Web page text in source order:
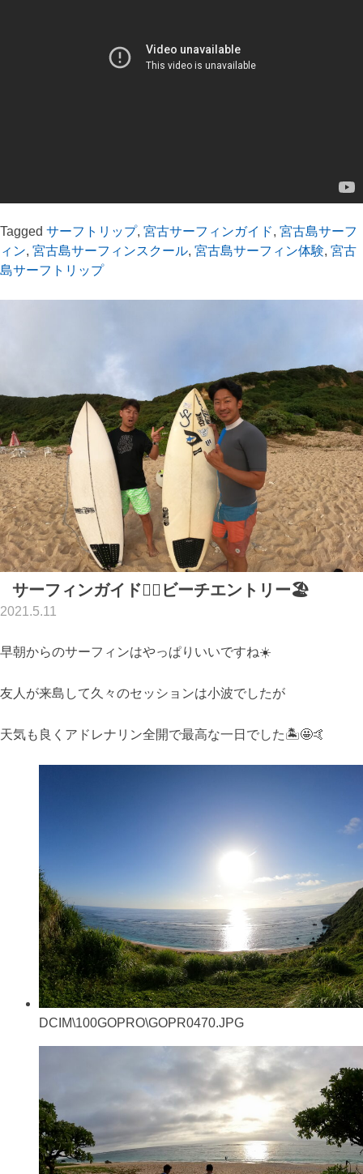
Tagged サーフトリップ, 宮古サーフィンガイド, 宮古島サーフ
ィン, 宮古島サーフィンスクール, 宮古島サーフィン体験, 宮古
島サーフトリップ
サーフィンガイド🏄‍♂️ビーチエントリー🏖
2021.5.11
早朝からのサーフィンはやっぱりいいですね☀️
友人が来島して久々のセッションは小波でしたが
天気も良くアドレナリン全開で最高な一日でした🏝🤩🤙
DCIM\100GOPRO\GOPR0470.JPG